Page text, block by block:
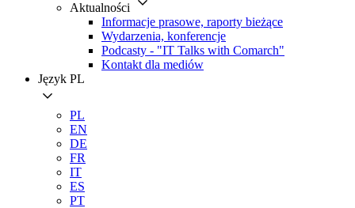
Aktualności
Informacje prasowe, raporty bieżące
Wydarzenia, konferencje
Podcasty - "IT Talks with Comarch"
Kontakt dla mediów
Język PL
PL
EN
DE
FR
IT
ES
PT